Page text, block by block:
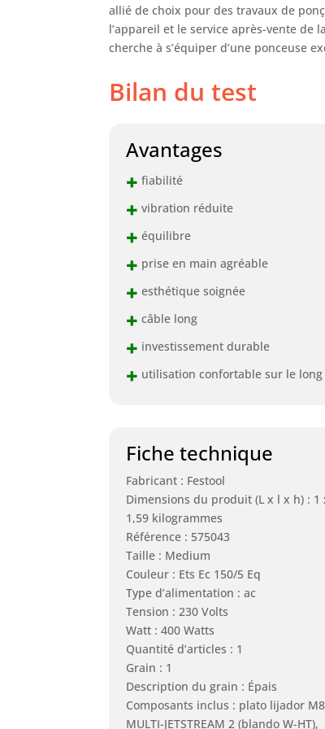
allié de choix pour des travaux de
l’appareil et le service après-vente
cherche à s’équiper d’une ponceuse
Bilan du test
Avantages
+ fiabilité
+ vibration réduite
+ équilibre
+ prise en main agréable
+ esthétique soignée
+ câble long
+ investissement durable
+ utilisation confortable sur le
Fiche technique
Fabricant : Festool
Dimensions du produit (L x l x h) : 1
1,59 kilogrammes
Référence : 575043
Taille : Medium
Couleur : Ets Ec 150/5 Eq
Type d’alimentation : ac
Tension : 230 Volts
Watt : 400 Watts
Quantité d’articles : 1
Grain : 1
Description du grain : Épais
Composants inclus : plato lijador
MULTI-JETSTREAM 2 (blando W-HT),